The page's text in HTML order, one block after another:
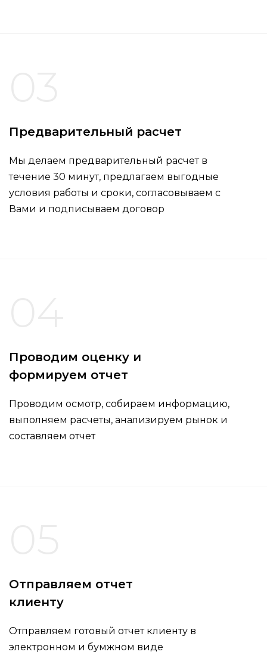
Предварительный расчет
Мы делаем предварительный расчет в
течение 30 минут, предлагаем выгодные
условия работы и сроки, согласовываем с
Вами и подписываем договор
Проводим оценку и
формируем отчет
Проводим осмотр, собираем информацию,
выполняем расчеты, анализируем рынок и
составляем отчет
Отправляем отчет
клиенту
Отправляем готовый отчет клиенту в
электронном и бумжном виде